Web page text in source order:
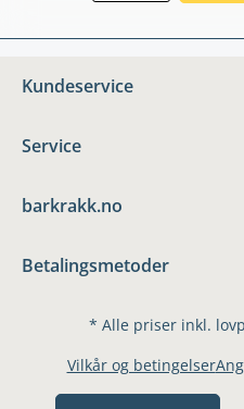
Kundeservice
Service
barkrakk.no
Betalingsmetoder
* Alle priser inkl.
Vilkår og betingelser